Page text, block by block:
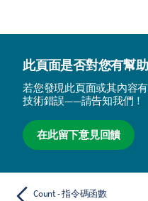
此頁面是否對您有幫
若您發現此頁面或其內容
技術錯誤——請告知我們！
在此留下意見回饋
Count - 指令碼函數